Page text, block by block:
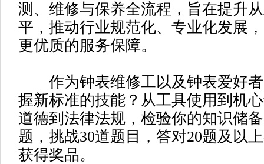
测、维修与保养全流程，旨在提升
平，推动行业规范化、专业化发展
更优质的服务保障。
作为钟表维修工以及钟表爱好者
握新标准的技能？从工具使用到机
道德到法律法规，检验你的知识储
题，挑战30道题目，答对20题及以
获得奖品。